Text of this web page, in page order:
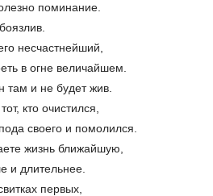
поминание.
несчастнейший,
в огне величайшем.
там и не будет жив.
кто очистился,
своего и помолился.
жизнь ближайшую,
и длительнее.
первых,